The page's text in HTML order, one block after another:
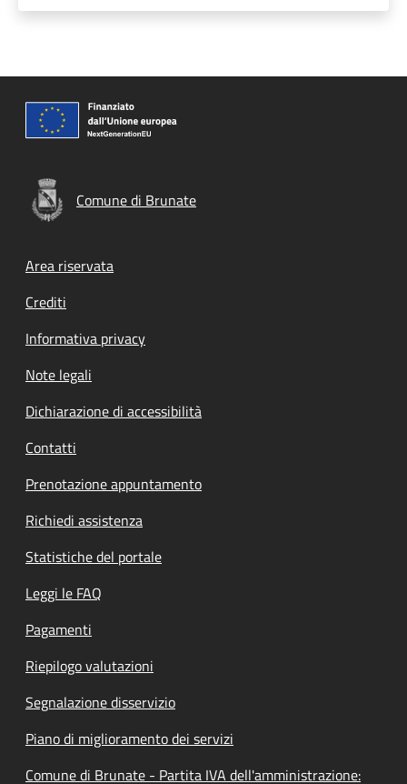
Comune di Brunate
Footer menu
Area riservata
Crediti
Informativa privacy
Note legali
Dichiarazione di accessibilità
Contatti
Prenotazione appuntamento
Richiedi assistenza
Statistiche del portale
Leggi le FAQ
Pagamenti
Riepilogo valutazioni
Segnalazione disservizio
Piano di miglioramento dei servizi
Comune di Brunate - Partita IVA dell'amministrazione: